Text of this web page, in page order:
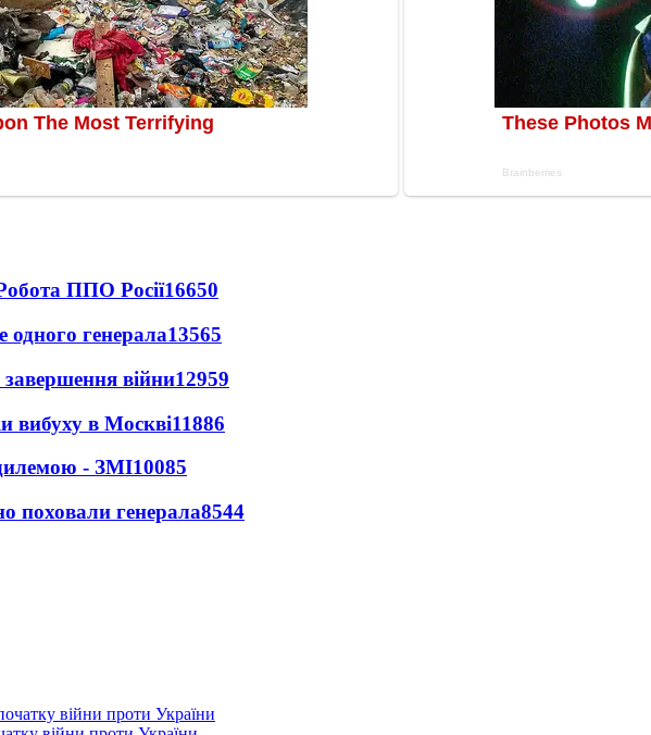
ППО Росії16650
генерала13565
війни12959
вибуху в Москві11886
- ЗМІ10085
поховали генерала8544